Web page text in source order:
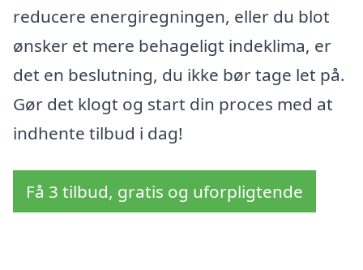
reducere energiregningen, eller du blot
ønsker et mere behageligt indeklima, er
det en beslutning, du ikke bør tage let på.
Gør det klogt og start din proces med at
indhente tilbud i dag!
Få 3 tilbud, gratis og uforpligtende